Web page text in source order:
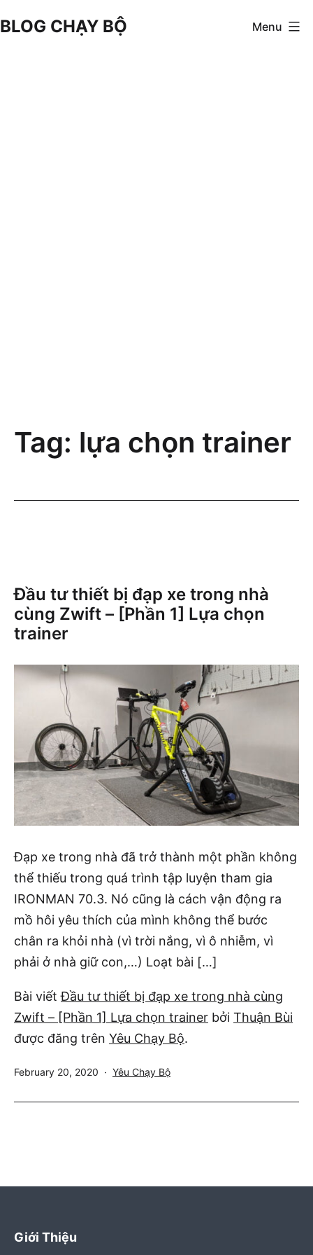
to
BLOG CHẠY BỘ Menu
Tag: lựa chọn trainer
Đầu tư thiết bị đạp xe trong nhà
cùng Zwift – [Phần 1] Lựa chọn
trainer
Đạp xe trong nhà đã trở thành một phần không
thể thiếu trong quá trình tập luyện tham gia
IRONMAN 70.3. Nó cũng là cách vận động ra
mồ hôi yêu thích của mình không thể bước
chân ra khỏi nhà (vì trời nắng, vì ô nhiễm, vì
phải ở nhà giữ con,…) Loạt bài […]
Bài viếtĐầu tư thiết bị đạp xe trong nhà cùng
Zwift – [Phần 1] Lựa chọn trainer bởi Thuận Bùi
được đăng trên Yêu Chạy Bộ.
Published
February 20, 2020
Categorized
Yêu Chạy Bộ
Giới Thiệu